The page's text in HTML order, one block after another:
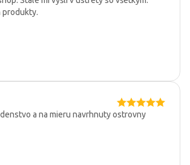
produkty.
a na mieru navrhnuty ostrovny